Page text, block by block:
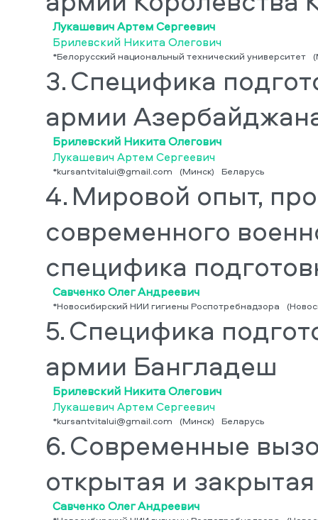
Лукашевич Артем Сергеевич
Брилевский Никита Олегович
*Белорусский национальный технический университет
3.Специфика
армии
Брилевский Никита Олегович
Лукашевич Артем Сергеевич
*kursantvitalui@gmail.com (Минск) Беларусь
4. Мировой опыт,
современного
специфика
Савченко Олег Андреевич
*Новосибирский НИИ гигиены Роспотребнадзора
5.Специфика
армии Бангладеш
Брилевский Никита Олегович
Лукашевич Артем Сергеевич
*kursantvitalui@gmail.com (Минск) Беларусь
6.Современные
открытая и
Савченко Олег Андреевич